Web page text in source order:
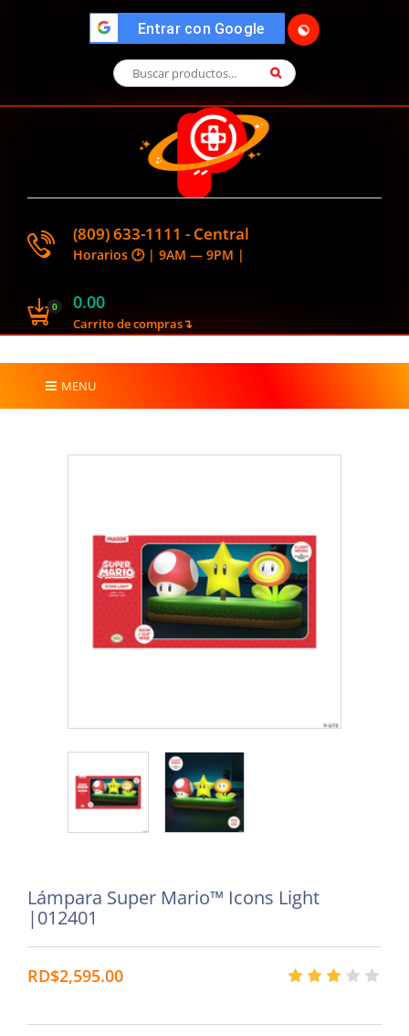
Entrar con Google 🌓
(809) 633-1111 - Central
Horarios 🕑 | 9AM — 9PM |
0 0.00
Carrito de compras↴
MENU
Lámpara Super Mario™ Icons Light
|012401
RD$2,595.00